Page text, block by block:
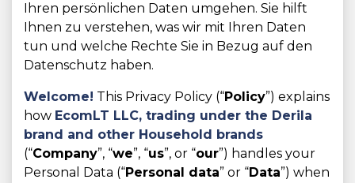
Ihren persönlichen Daten umgehen. Sie hilft
Ihnen zu verstehen, was wir mit Ihren Daten
tun und welche Rechte Sie in Bezug auf den
Datenschutz haben.
Welcome! This Privacy Policy (“Policy”) explains
how EcomLT LLC, trading under the Derila
brand and other Household brands
(“Company”, “we”, “us”, or “our”) handles your
Personal Data (“Personal data” or “Data”) when